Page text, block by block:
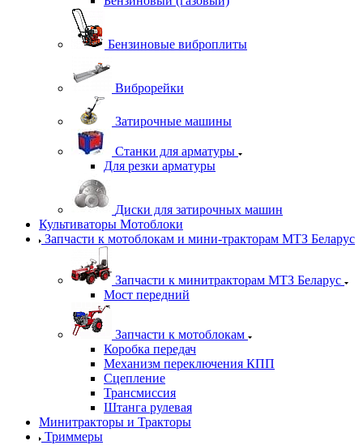
Бензиновые виброплиты
Виброрейки
Затирочные машины
Станки для арматуры
Для резки арматуры
Диски для затирочных машин
Культиваторы Мотоблоки
Запчасти к мотоблокам и мини-тракторам МТЗ Беларус
Запчасти к минитракторам МТЗ Беларус
Мост передний
Запчасти к мотоблокам
Коробка передач
Механизм переключения КПП
Сцепление
Трансмиссия
Штанга рулевая
Минитракторы и Тракторы
Триммеры